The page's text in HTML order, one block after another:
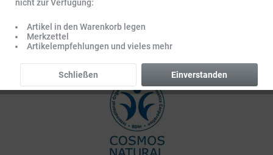
nicht zur Verfügung:
Artikel in den Warenkorb legen
Merkzettel
Artikelempfehlungen und vieles mehr
Einverstanden
Schließen